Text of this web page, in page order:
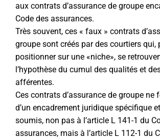
aux contrats d’assurance de groupe
Code des assurances.
Très souvent, ces « faux » contrats
groupe sont créés par des courtiers qui,
positionner sur une «niche», se
l’hypothèse du cumul des qualités et
afférentes.
Ces contrats d’assurance de groupe ne
d’un encadrement juridique spécifique
soumis, non pas à l’article L 141-1 du
assurances, mais à l’article L 112-1 du